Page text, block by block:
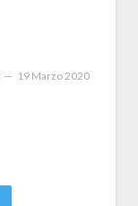
19 Marzo 2020